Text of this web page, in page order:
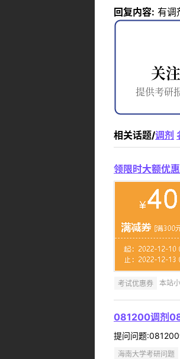
回复内容: 有调
相关话题/调剂
领限时大额优
考试优惠券 本站
081200调剂
提问问题
海南大学考研问题